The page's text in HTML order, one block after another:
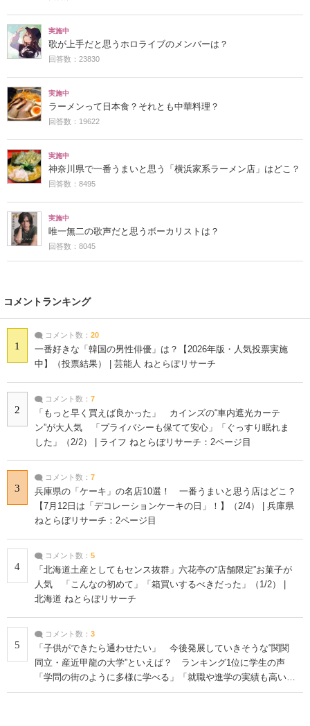
実施中
歌が上手だと思うホロライブのメンバーは？
回答数：23830
実施中
ラーメンって日本食？それとも中華料理？
回答数：19622
実施中
神奈川県で一番うまいと思う「横浜家系ラーメン店」はどこ？
回答数：8495
実施中
唯一無二の歌声だと思うボーカリストは？
回答数：8045
コメントランキング
1
コメント数： 20
一番好きな「韓国の男性俳優」は？【2026年版・人気投票実施
中】（投票結果） | 芸能人 ねとらぼリサーチ
2
コメント数： 7
「もっと早く買えば良かった」 カインズの“車内遮光カーテ
ン”が大人気 「プライバシーも保てて安心」「ぐっすり眠れま
した」（2/2） | ライフ ねとらぼリサーチ：2ページ目
3
コメント数： 7
兵庫県の「ケーキ」の名店10選！ 一番うまいと思う店はどこ？
【7月12日は「デコレーションケーキの日」！】（2/4） | 兵庫県
ねとらぼリサーチ：2ページ目
4
コメント数： 5
「北海道土産としてもセンス抜群」六花亭の“店舗限定”お菓子が
人気 「こんなの初めて」「箱買いするべきだった」（1/2） |
北海道 ねとらぼリサーチ
5
コメント数： 3
「子供ができたら通わせたい」 今後発展していきそうな“関関
同立・産近甲龍の大学”といえば？ ランキング1位に学生の声
「学問の街のように多様に学べる」「就職や進学の実績も高い」
| 大学 ねとらぼリサーチ